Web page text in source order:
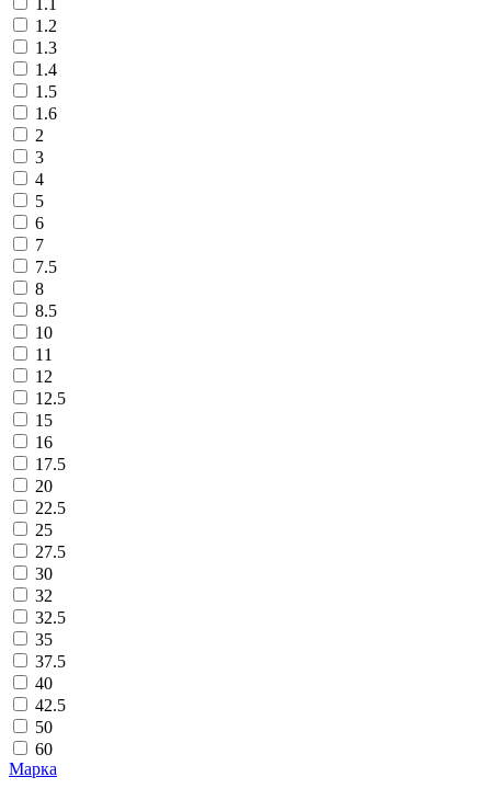
1.2
1.3
1.4
1.5
1.6
2
3
4
5
6
7
7.5
8
8.5
10
11
12
12.5
15
16
17.5
20
22.5
25
27.5
30
32
32.5
35
37.5
40
42.5
50
60
Марка